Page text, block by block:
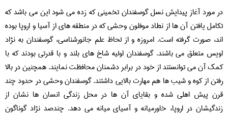
در مورد آغاز پیدایش نسل گوسفندان تخمینی که زده می شود این می باشد که
تکامل یافتن آن ها از نطاد موفلون وحشی که در منطقه های از آسیا و اروپا بوده
اند، صورت گرفته است. امروزه و از لحاظ علم جانورشناسی، گوسفندان به نژاد
اویس متعلق می باشند. گوسفندان اولیه شاخ های بلند و با قدرتی بودند که با
کمک آن می توانستند از خود در برابر دشمنان محافظت نمایند. همچنین در بالا
رفتن از کوه و شیب ها هم مهارت بالایی داشتند. گوسفندان وحشی در حدود چند
قرن پیش اهلی شده و بقایای آن ها در محل زندگی انسان ها نشان از
زندگیشان در اروپا، خاورمیانه و آسیای میانه می دهد. چندصد نژاد گوناگون